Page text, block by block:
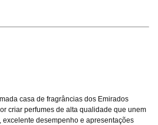
casa de fragrâncias dos Emirados
criar perfumes de alta qualidade que unem
desempenho e apresentações